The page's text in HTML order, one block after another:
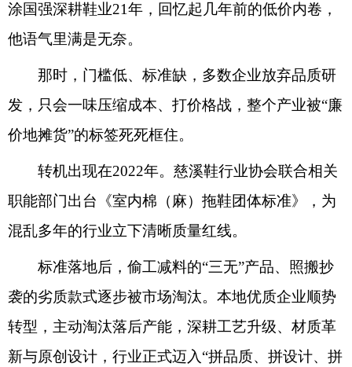
涂国强深耕鞋业21年，回忆起几年前的低价内卷，
他语气里满是无奈。
那时，门槛低、标准缺，多数企业放弃品质研
发，只会一味压缩成本、打价格战，整个产业被“廉
价地摊货”的标签死死框住。
转机出现在2022年。慈溪鞋行业协会联合相关
职能部门出台《室内棉（麻）拖鞋团体标准》，为
混乱多年的行业立下清晰质量红线。
标准落地后，偷工减料的“三无”产品、照搬抄
袭的劣质款式逐步被市场淘汰。本地优质企业顺势
转型，主动淘汰落后产能，深耕工艺升级、材质革
新与原创设计，行业正式迈入“拼品质、拼设计、拼